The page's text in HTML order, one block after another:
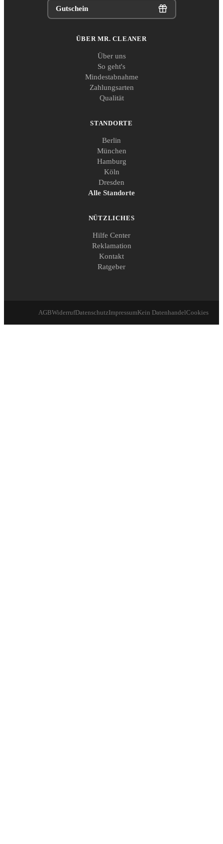
Gutschein
ÜBER MR. CLEANER
Über uns
So geht's
Mindestabnahme
Zahlungsarten
Qualität
STANDORTE
Berlin
München
Hamburg
Köln
Dresden
Alle Standorte
NÜTZLICHES
Hilfe Center
Reklamation
Kontakt
Ratgeber
AGBWiderrufDatenschutzImpressumKein DatenhandelCookies